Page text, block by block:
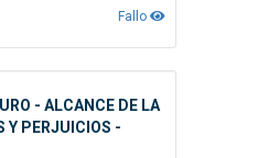
Fallo
- ALCANCE DE LA
Y PERJUICIOS -